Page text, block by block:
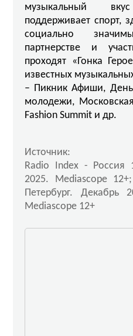
музыкальный
поддерживает спорт,
социально
партнерстве и
проходят «Гонка
известных
– Пикник Афиши,
молодежи,
Fashion Summit и др.
Источник:
Radio Index - Россия
2025. Mediascope
Петербург. Декабрь
Mediascope 12+